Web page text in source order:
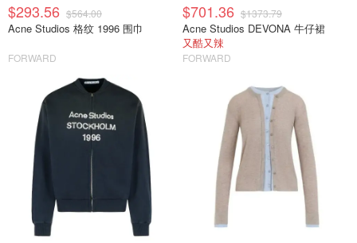
$293.56 $564.00
Acne Studios 格纹 1996 围巾
FORWARD
$701.36 $1373.79
Acne Studios DEVONA 牛仔裙
又酷又辣
FORWARD